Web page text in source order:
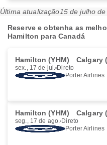
Última atualização15 de julho
Reserve e obtenha as
Hamilton para Canadá
Hamilton (YHM) Calgary
sex., 17 de jul. Direto
Porter Airlines
Hamilton (YHM) Calgary
seg., 17 de ago. Direto
Porter Airlines